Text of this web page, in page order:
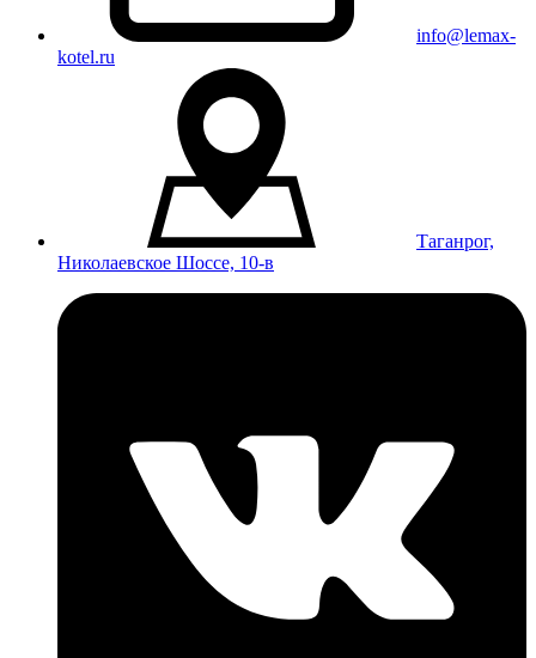
info@lemax-
kotel.ru
Таганрог,
Николаевское Шоссе, 10-в